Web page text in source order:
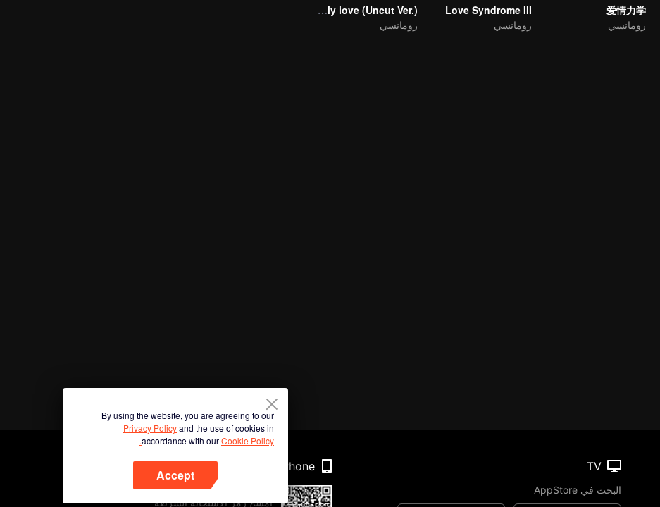
爱情力学
رومانسي
Love Syndrome III
رومانسي
A secretly love (Uncut Ver.)
رومانسي
By using the website, you are agreeing to our
Privacy Policyand the use of cookies in
accordance with ourCookie Policy.
Accept
TV
البحث في AppStore
Phone
امسح رمز الاستجابة السريعة